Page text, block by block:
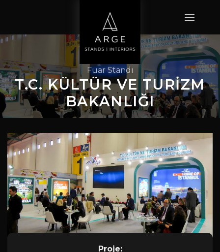
Fuar Standı
T.C. KÜLTÜR VE TURIZM
BAKANLIĞI
Proje: